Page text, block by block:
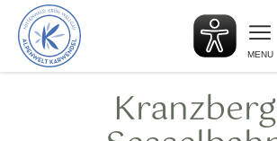
zurück
zur
Startseite
MENU